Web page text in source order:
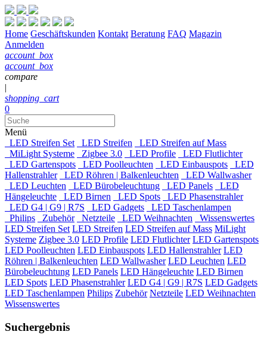
Home Geschäftskunden Kontakt Beratung FAQ Magazin
Anmelden
account_box
account_box
compare
|
shopping_cart
0
Menü
LED Streifen Set
LED Streifen
LED Streifen auf Mass
MiLight Systeme
Zigbee 3.0 LED Profile
LED Flutlichter
LED Gartenspots
LED Poolleuchten LED Einbauspots
LED
Hallenstrahler
LED Röhren | Balkenleuchten
LED Wallwasher
LED Leuchten
LED Bürobeleuchtung LED Panels
LED
Hängeleuchte
LED Birnen LED Spots
LED Phasenstrahler
LED G4 | G9 | R7S
LED Gadgets
LED Taschenlampen
Philips
Zubehör Netzteile LED Weihnachten
Wissenswertes
LED Streifen Set LED Streifen LED Streifen auf Mass MiLight
Systeme Zigbee 3.0 LED Profile LED Flutlichter LED Gartenspots
LED Poolleuchten LED Einbauspots LED Hallenstrahler LED
Röhren | Balkenleuchten LED Wallwasher LED Leuchten LED
Bürobeleuchtung LED Panels LED Hängeleuchte LED Birnen
LED Spots LED Phasenstrahler LED G4 | G9 | R7S LED Gadgets
LED Taschenlampen Philips Zubehör Netzteile LED Weihnachten
Wissenswertes
Suchergebnis